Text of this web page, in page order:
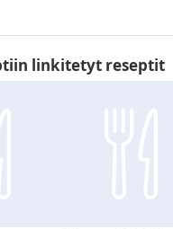
linkitetyt reseptit